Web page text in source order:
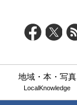
地域・本・写真
LocalKnowledge